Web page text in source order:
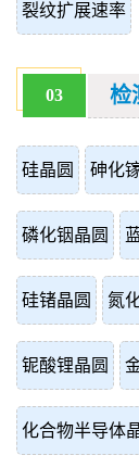
裂纹扩展速率
03 检
硅晶圆 砷化
磷化铟晶圆
硅锗晶圆 氮
铌酸锂晶圆
化合物半导体